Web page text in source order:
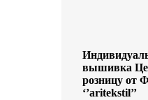
вышивка
розницу от
‘’aritekstil’’